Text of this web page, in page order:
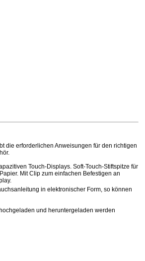
die erforderlichen Anweisungen für den richtigen
Touch-Displays. Soft-Touch-Stiftspitze für
Mit Clip zum einfachen Befestigen an
in elektronischer Form, so können
und heruntergeladen werden